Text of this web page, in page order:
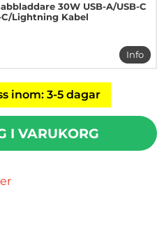
30W USB-A/USB-C
C/Lightning Kabel
pris
Info
mer
inom: 3-5 dagar
I VARUKORG